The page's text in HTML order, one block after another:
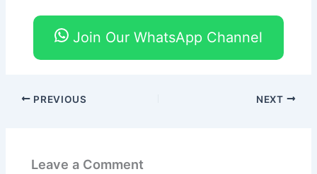
Join Our WhatsApp Channel
PREVIOUS NEXT
Leave a Comment